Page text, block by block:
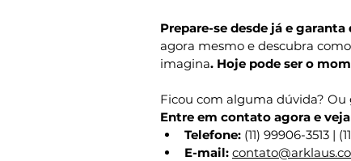
Prepare-se desde já e
agora mesmo e descubra
imagina. Hoje pode ser o
Ficou com alguma dúvida?
Entre em contato agora e
Telefone: (11) 99906-3513 |
E-mail: